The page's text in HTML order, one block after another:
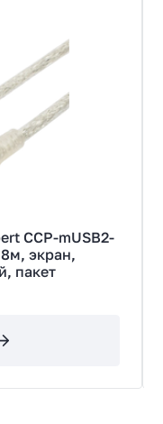
CCP-mUSB2-
экран,
пакет